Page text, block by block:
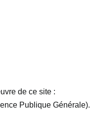
de ce site :
Publique Générale).